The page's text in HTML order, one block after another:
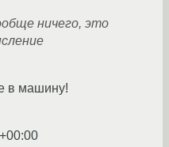
ничего, это
в машину!